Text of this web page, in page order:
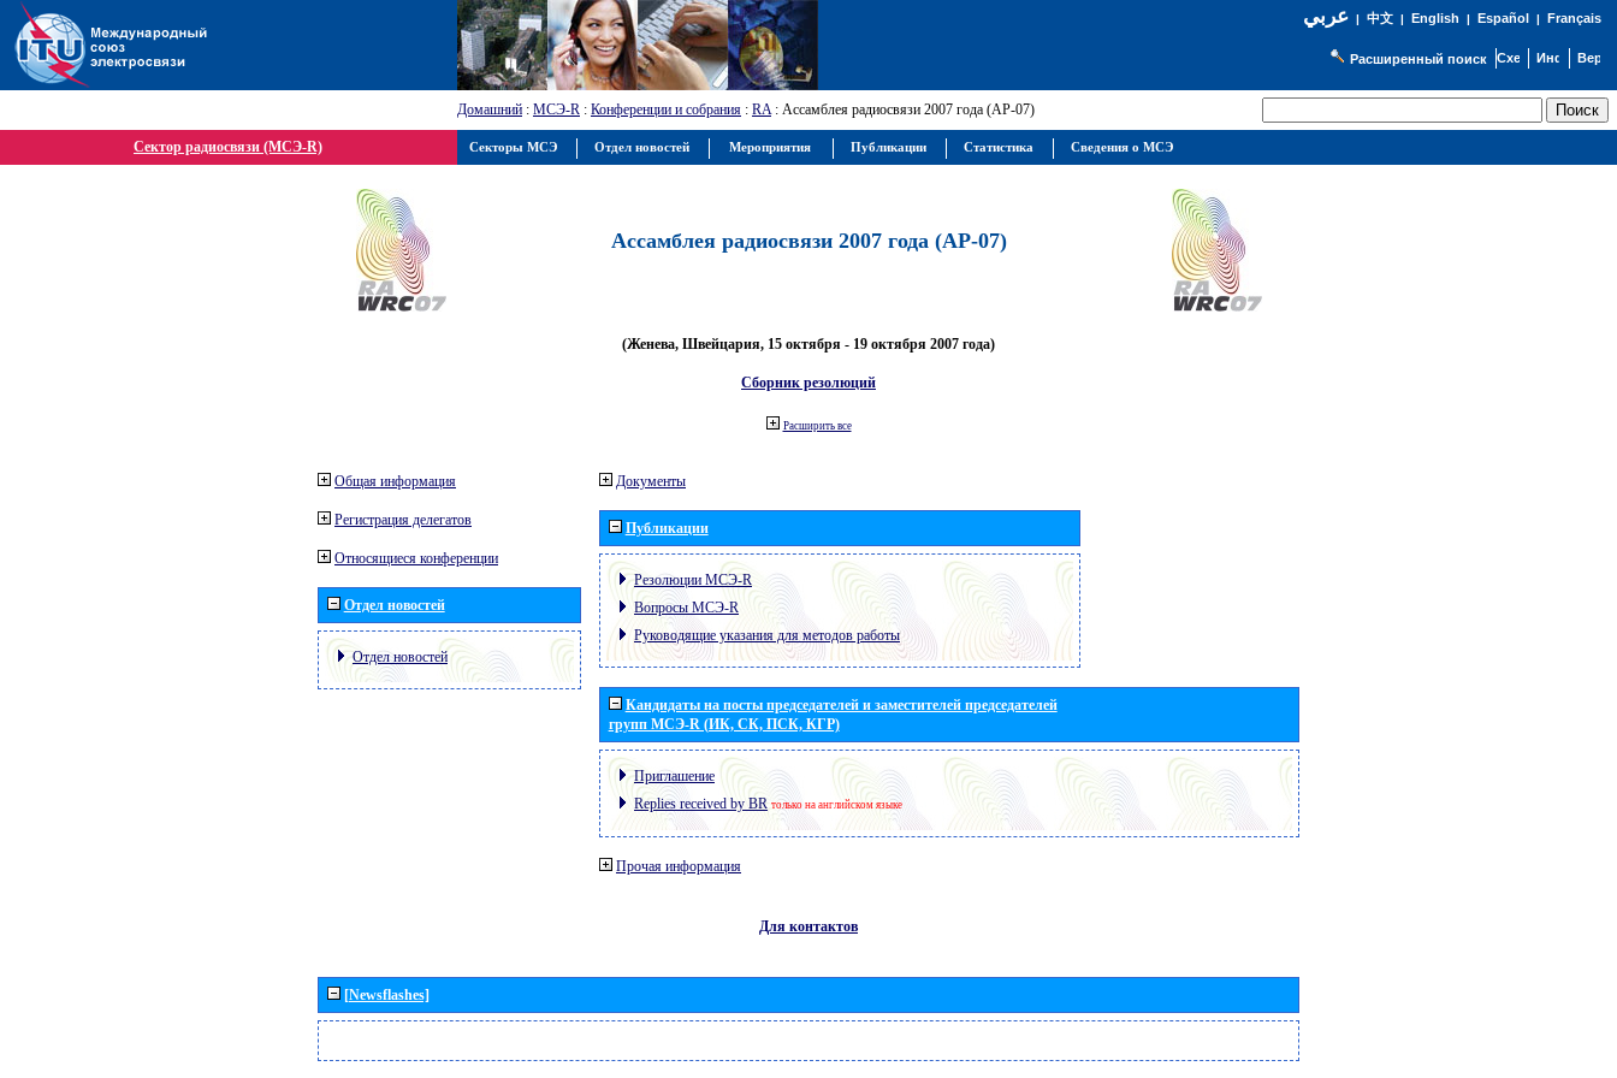
عربي| 中文| English | Español | Français
Расширенный поиск
Домашний : МСЭ-R : Конференции и собрания : RA: Ассамблея радиосвязи 2007 года (АР-07)
Сектор радиосвязи (МСЭ-R)
Ассамблея радиосвязи 2007 года (АР-07)
(Женева, Швейцария, 15 октября - 19 октября 2007 года)
Сборник резолюций
Расширить все
Общая информация
Регистрация делегатов
Относящиеся конференции
Отдел новостей
Отдел новостей
Документы
Публикации
Резолюции МСЭ-R
Вопросы МСЭ-R
Руководящие указания для методов работы
Кандидаты на посты председателей и заместителей председателей
групп МСЭ-R (ИК, СК, ПСК, КГР)
Приглашение
Replies received by BR только на английском языке
Прочая информация
Для контактов
[Newsflashes]
Секторы МСЭ Отдел новостей Мероприятия Публикации Статистика Сведения о МСЭ